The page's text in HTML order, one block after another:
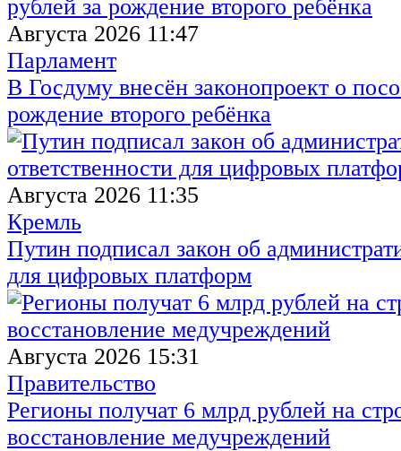
Августа 2026 11:47
Парламент
В Госдуму внесён законопроект о
рождение второго ребёнка
Августа 2026 11:35
Кремль
Путин подписал закон об
для цифровых платформ
Августа 2026 15:31
Правительство
Регионы получат 6 млрд рублей на
восстановление медучреждений